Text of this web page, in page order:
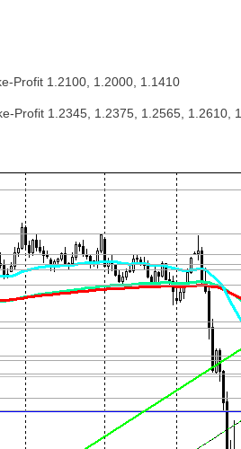
Profit 1.2100, 1.2000, 1.1410
Profit 1.2345, 1.2375, 1.2565, 1.2610,